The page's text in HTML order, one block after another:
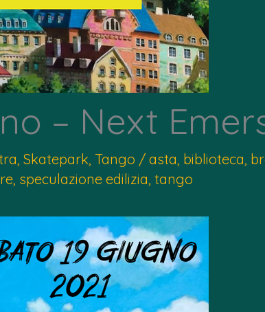
– Next
, Skatepark, Tango / asta, biblioteca,
, speculazione edilizia, tango